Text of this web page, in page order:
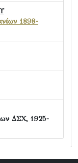
1898-
ΔΣΧ, 1925-